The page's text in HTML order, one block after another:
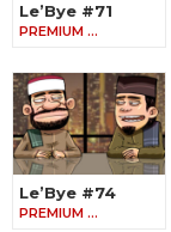
Le’Bye #71
PREMIUM …
Le’Bye #74
PREMIUM …